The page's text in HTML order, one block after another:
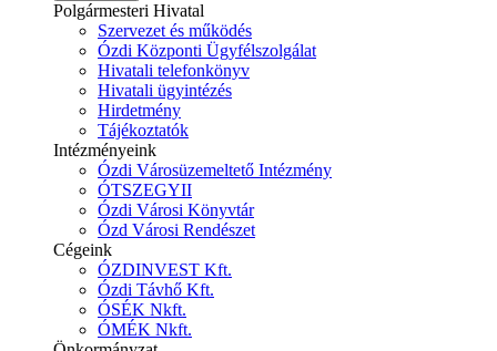
Polgármesteri Hivatal
Szervezet és működés
Ózdi Központi Ügyfélszolgálat
Hivatali telefonkönyv
Hivatali ügyintézés
Hirdetmény
Tájékoztatók
Intézményeink
Ózdi Városüzemeltető Intézmény
ÓTSZEGYII
Ózdi Városi Könyvtár
Ózd Városi Rendészet
Cégeink
ÓZDINVEST Kft.
Ózdi Távhő Kft.
ÓSÉK Nkft.
ÓMÉK Nkft.